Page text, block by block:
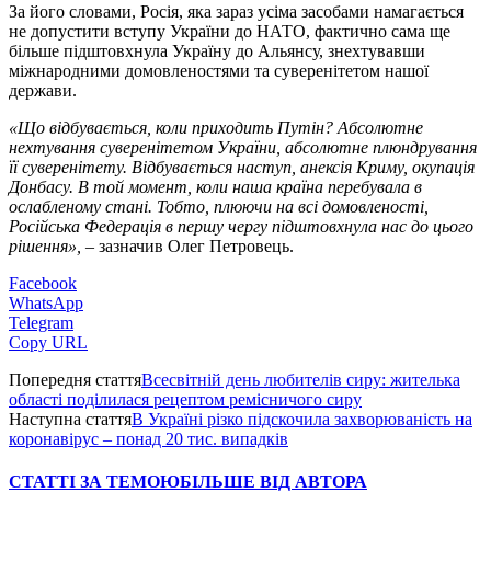
За його словами, Росія, яка зараз усіма засобами намагається
не допустити вступу України до НАТО, фактично сама ще
більше підштовхнула Україну до Альянсу, знехтувавши
міжнародними домовленостями та суверенітетом нашої
держави.
«Що відбувається, коли приходить Путін? Абсолютне
нехтування суверенітетом України, абсолютне плюндрування
її суверенітету. Відбувається наступ, анексія Криму, окупація
Донбасу. В той момент, коли наша країна перебувала в
ослабленому стані. Тобто, плюючи на всі домовленості,
Російська Федерація в першу чергу підштовхнула нас до цього
рішення», – зазначив Олег Петровець.
Facebook
WhatsApp
Telegram
Copy URL
Попередня статтяВсесвітній день любителів сиру: жителька
області поділилася рецептом ремісничого сиру
Наступна статтяВ Україні різко підскочила захворюваність на
коронавірус – понад 20 тис. випадків
СТАТТІ ЗА ТЕМОЮБІЛЬШЕ ВІД АВТОРА